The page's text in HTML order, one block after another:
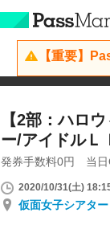
【重要】
【2部：ハロ
ー/アイドルＬ
発券手数料0円 当日
2020/10/31(土)
仮面女子シアタ